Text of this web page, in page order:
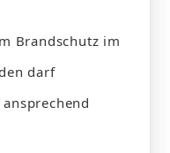
Brandschutz im
darf